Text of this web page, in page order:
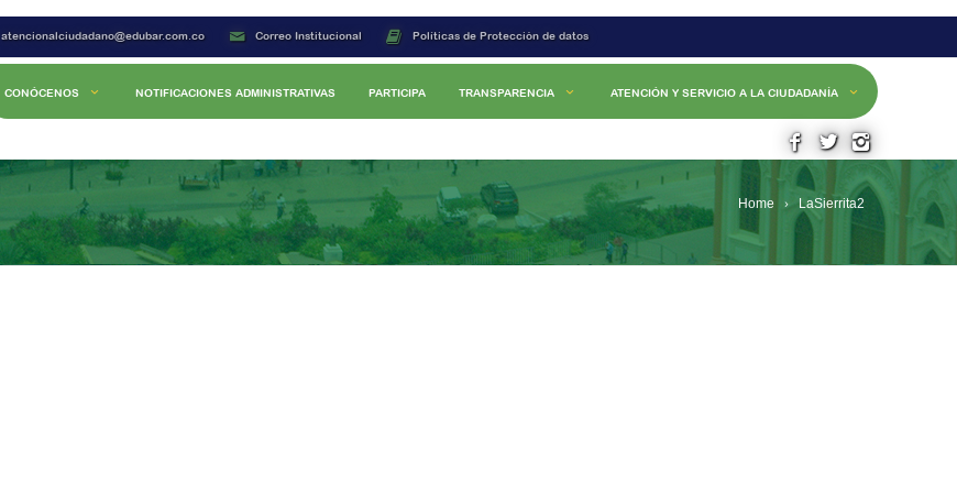
Políticas de Protección de datos
Correo Institucional
atencionalciudadano@edubar.com.co
CONÓCENOS NOTIFICACIONES ADMINISTRATIVAS PARTICIPA TRANSPARENCIA ATENCIÓN Y SERVICIO A LA CIUDADANÍA
Home LaSierrita2